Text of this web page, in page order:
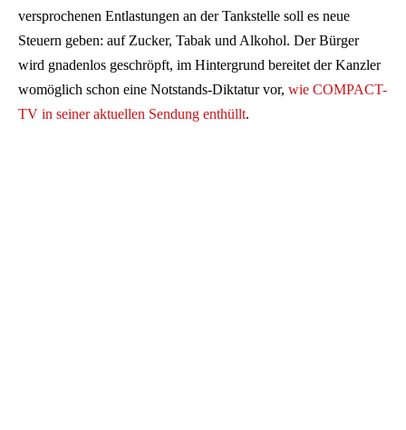
versprochenen Entlastungen an der Tankstelle soll es neue
Steuern geben: auf Zucker, Tabak und Alkohol. Der Bürger
wird gnadenlos geschröpft, im Hintergrund bereitet der Kanzler
womöglich schon eine Notstands-Diktatur vor, wie COMPACT-
TV in seiner aktuellen Sendung enthüllt.